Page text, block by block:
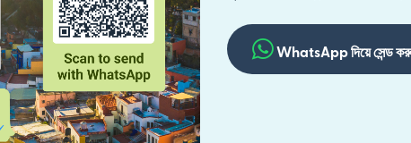
WhatsApp দিয়ে সেন্ড